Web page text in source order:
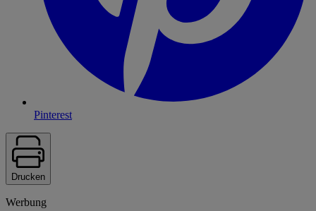
Pinterest
Drucken
Werbung